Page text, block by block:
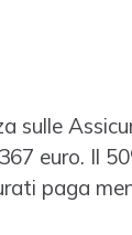
sulle
euro. Il
paga